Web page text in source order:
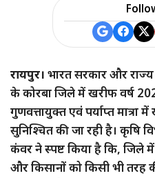
रायपुर। भारत सरकार और राज्य
के कोरबा जिले में खरीफ वर्ष
गुणवत्तायुक्त एवं पर्याप्त
सुनिश्चित की जा रही है। कृषि
कंवर ने स्पष्ट किया है कि, जिले
और किसानों को किसी भी तरह